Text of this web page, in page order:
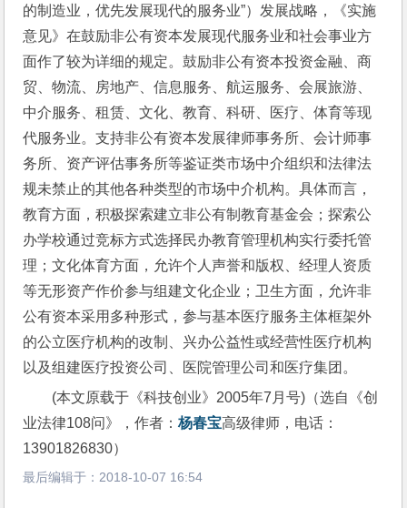
的制造业，优先发展现代的服务业”）发展战略，《实施
意见》在鼓励非公有资本发展现代服务业和社会事业方
面作了较为详细的规定。鼓励非公有资本投资金融、商
贸、物流、房地产、信息服务、航运服务、会展旅游、
中介服务、租赁、文化、教育、科研、医疗、体育等现
代服务业。支持非公有资本发展律师事务所、会计师事
务所、资产评估事务所等鉴证类市场中介组织和法律法
规未禁止的其他各种类型的市场中介机构。具体而言，
教育方面，积极探索建立非公有制教育基金会；探索公
办学校通过竞标方式选择民办教育管理机构实行委托管
理；文化体育方面，允许个人声誉和版权、经理人资质
等无形资产作价参与组建文化企业；卫生方面，允许非
公有资本采用多种形式，参与基本医疗服务主体框架外
的公立医疗机构的改制、兴办公益性或经营性医疗机构
以及组建医疗投资公司、医院管理公司和医疗集团。
(本文原载于《科技创业》2005年7月号)（选自《创
业法律108问》，作者：杨春宝高级律师，电话：
13901826830）
最后编辑于： 2018-10-07 16:54